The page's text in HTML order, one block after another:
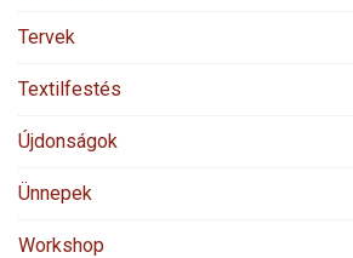
Tervek
Textilfestés
Újdonságok
Ünnepek
Workshop